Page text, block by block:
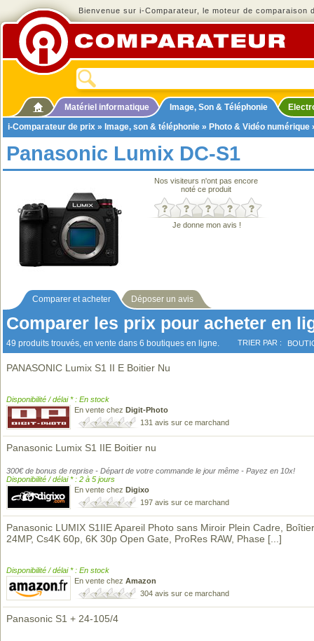
Bienvenue sur i-Comparateur, le moteur de comparaison
Matériel informatique Image, Son & Téléphonie
i-Comparateur de prix » Image, son & téléphonie » Photo & Vidéo numérique
Panasonic Lumix DC-S1
Nos visiteurs n'ont pas encore
noté ce produit
Je donne mon avis !
Comparer et acheter Déposer un avis
Comparer les prix pour acheter en
49 produits trouvés, en vente dans 6 boutiques en ligne. TRIER PAR :
PANASONIC Lumix S1 II E Boitier Nu
Disponibilité / délai * : En stock
En vente chez Digit-Photo
131 avis sur ce marchand
Panasonic Lumix S1 IIE Boitier nu
300€ de bonus de reprise - Départ de votre commande le jour même - Payez en 10x!
Disponibilité / délai * : 2 à 5 jours
En vente chez Digixo
197 avis sur ce marchand
Panasonic LUMIX S1IIE Apareil Photo sans Miroir Plein Cadre,
24MP, Cs4K 60p, 6K 30p Open Gate, ProRes RAW, Phase [...]
Disponibilité / délai * : En stock
En vente chez Amazon
304 avis sur ce marchand
Panasonic S1 + 24-105/4